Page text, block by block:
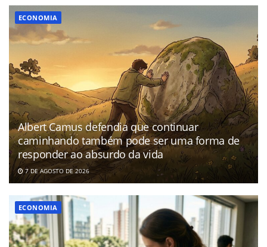
ECONOMIA
Albert Camus defendia que continuar
caminhando também pode ser uma forma de
responder ao absurdo da vida
7 DE AGOSTO DE 2026
ECONOMIA